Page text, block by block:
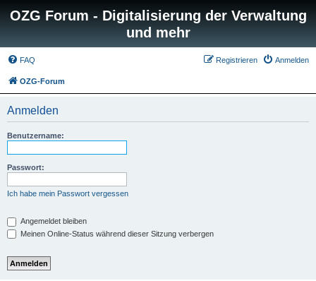
OZG Forum - Digitalisierung der Verwaltung
und mehr
FAQ Anmelden
Registrieren
OZG-Forum
Anmelden
Benutzername:
Passwort:
Ich habe mein Passwort vergessen
Angemeldet bleiben
Meinen Online-Status während dieser Sitzung verbergen